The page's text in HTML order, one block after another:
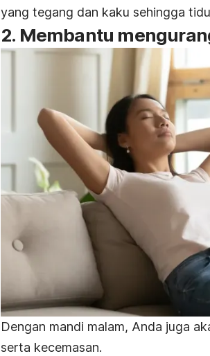
yang tegang dan kaku sehingga
2. Membantu
Dengan mandi malam, Anda juga
serta kecemasan.